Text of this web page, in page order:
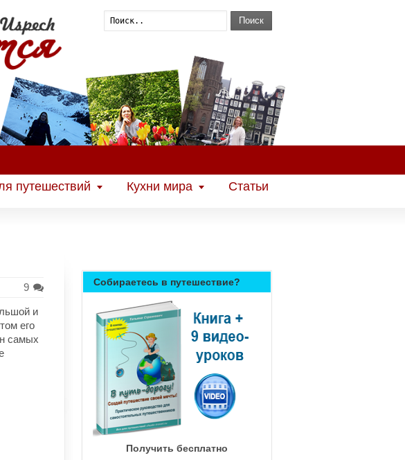
Поиск
путешествий Кухни мира Статьи
9
и
его
самых
Собираетесь в путешествие?
Получить бесплатно